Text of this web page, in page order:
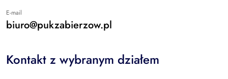
E-mail
biuro@pukzabierzow.pl
Kontakt z wybranym działem